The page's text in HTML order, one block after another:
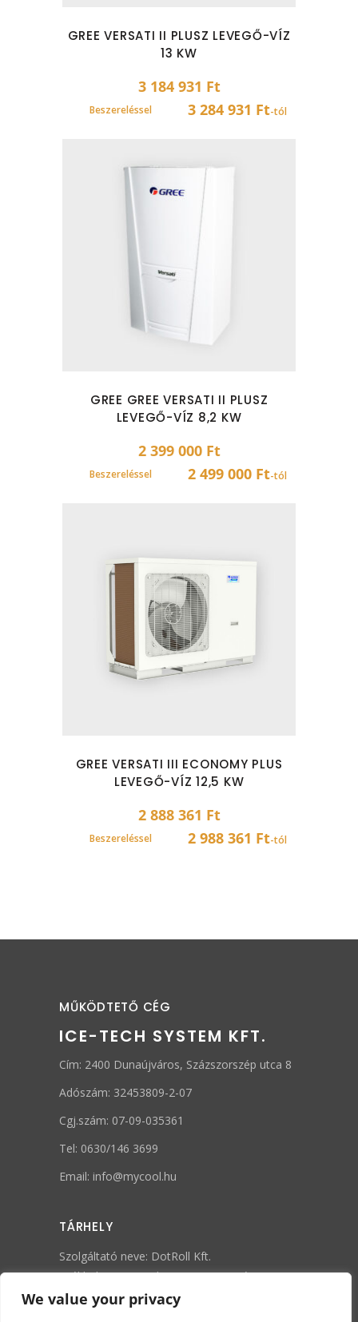
We value your privacy
GREE VERSATI II PLUSZ LEVEGŐ-VÍZ
13 KW
3 184 931 Ft
Beszereléssel 3 284 931 Ft-tól
GREE GREE VERSATI II PLUSZ
LEVEGŐ-VÍZ 8,2 KW
2 399 000 Ft
Beszereléssel 2 499 000 Ft-tól
GREE VERSATI III ECONOMY PLUS
LEVEGŐ-VÍZ 12,5 KW
2 888 361 Ft
Beszereléssel 2 988 361 Ft-tól
MŰKÖDTETŐ CÉG
ICE-TECH SYSTEM KFT.
Cím: 2400 Dunaújváros, Százszorszép utca 8
Adószám: 32453809-2-07
Cgj.szám: 07-09-035361
Tel: 0630/146 3699
Email: info@mycool.hu
TÁRHELY
Szolgáltató neve: DotRoll Kft.
Székhely: 1148 Budapest, Fogarasi út 3-5.
E-mail:support@dotroll.com